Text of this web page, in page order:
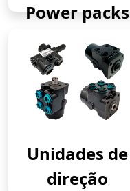
Power packs
Unidades de
direção